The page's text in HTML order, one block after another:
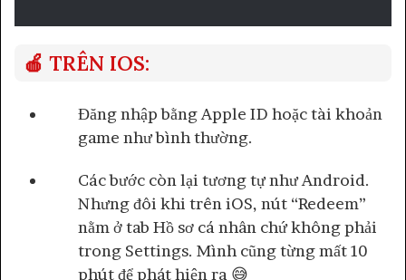
🍎 TRÊN IOS:
Đăng nhập bằng Apple ID hoặc tài khoản
game như bình thường.
Các bước còn lại tương tự như Android.
Nhưng đôi khi trên iOS, nút “Redeem”
nằm ở tab Hồ sơ cá nhân chứ không phải
trong Settings. Mình cũng từng mất 10
phút để phát hiện ra 😅